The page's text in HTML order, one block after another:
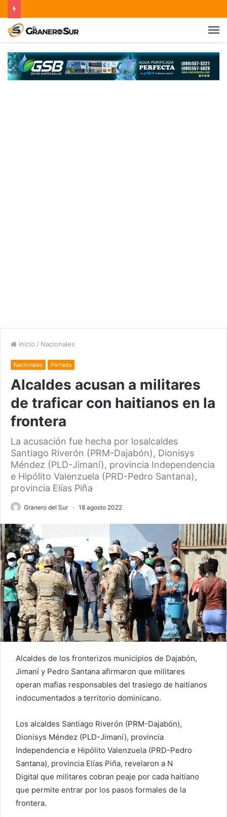
Inicio / Nacionales
Nacionales Portada
Alcaldes acusan a militares
de traficar con haitianos en la
frontera
La acusación fue hecha por losalcaldes
Santiago Riverón (PRM-Dajabón), Dionisys
Méndez (PLD-Jimaní), provincia Independencia
e Hipólito Valenzuela (PRD-Pedro Santana),
provincia Elías Piña
Granero del Sur 18 agosto 2022
Alcaldes de los fronterizos municipios de Dajabón,
Jimaní y Pedro Santana afirmaron que militares
operan mafias responsables del trasiego de haitianos
indocumentados a territorio dominicano.
Los alcaldes Santiago Riverón (PRM-Dajabón),
Dionisys Méndez (PLD-Jimaní), provincia
Independencia e Hipólito Valenzuela (PRD-Pedro
Santana), provincia Elías Piña, revelaron a N
Digital que militares cobran peaje por cada haitiano
que permite entrar por los pasos formales de la
frontera.